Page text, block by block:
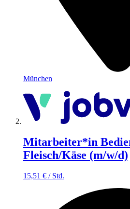
München
Mitarbeiter*in
Fleisch/Käse (m/w/d)
15,51 € / Std.